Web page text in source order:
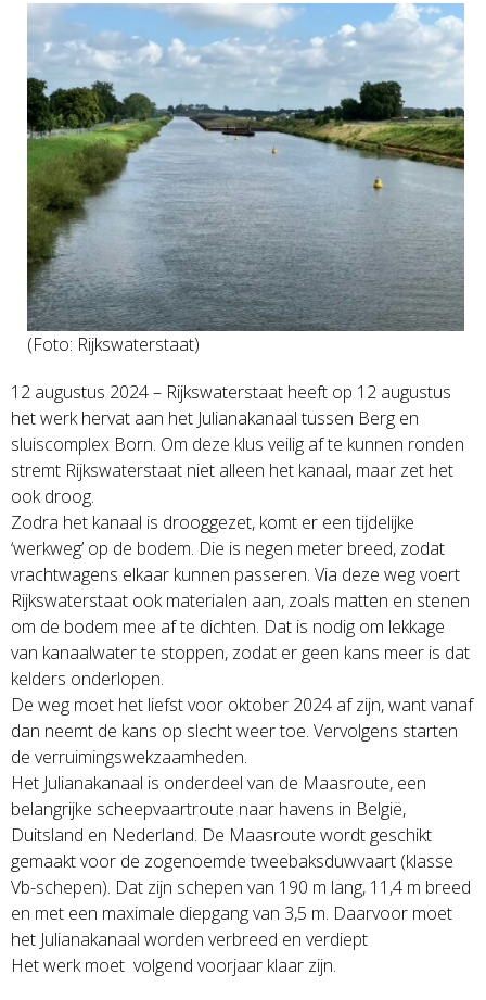
(Foto: Rijkswaterstaat)
12 augustus 2024 – Rijkswaterstaat heeft op 12 augustus
het werk hervat aan het Julianakanaal tussen Berg en
sluiscomplex Born. Om deze klus veilig af te kunnen ronden
stremt Rijkswaterstaat niet alleen het kanaal, maar zet het
ook droog.
Zodra het kanaal is drooggezet, komt er een tijdelijke
‘werkweg’ op de bodem. Die is negen meter breed, zodat
vrachtwagens elkaar kunnen passeren. Via deze weg voert
Rijkswaterstaat ook materialen aan, zoals matten en stenen
om de bodem mee af te dichten. Dat is nodig om lekkage
van kanaalwater te stoppen, zodat er geen kans meer is dat
kelders onderlopen.
De weg moet het liefst voor oktober 2024 af zijn, want vanaf
dan neemt de kans op slecht weer toe. Vervolgens starten
de verruimingswekzaamheden.
Het Julianakanaal is onderdeel van de Maasroute, een
belangrijke scheepvaartroute naar havens in België,
Duitsland en Nederland. De Maasroute wordt geschikt
gemaakt voor de zogenoemde tweebaksduwvaart (klasse
Vb-schepen). Dat zijn schepen van 190 m lang, 11,4 m breed
en met een maximale diepgang van 3,5 m. Daarvoor moet
het Julianakanaal worden verbreed en verdiept
Het werk moet volgend voorjaar klaar zijn.